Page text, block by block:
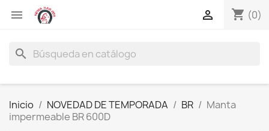
 shopping_cart (0)

search
Inicio NOVEDAD DE TEMPORADA BR
Manta
impermeable BR 600D